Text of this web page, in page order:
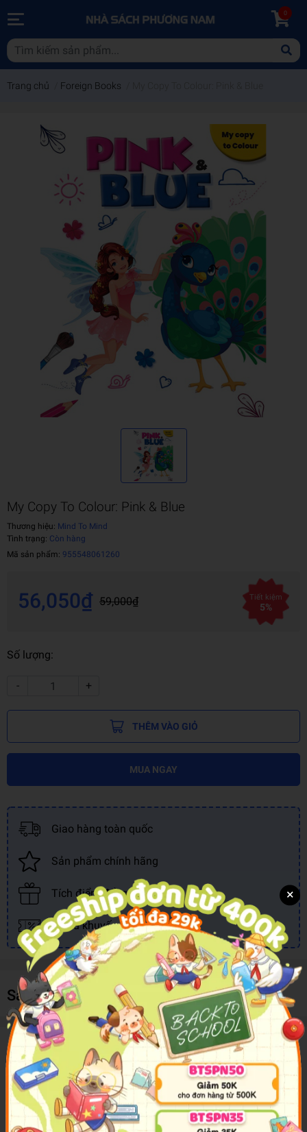
0
Trang chủ Foreign Books
My Copy To Colour: Pink & Blue
Thương hiệu: Mind To Mind
Tình trạng: Còn hàng
Mã sản phẩm: 955548061260
56,050₫ 59,000₫ Tiết kiệm
5%
Số lượng:
- +
THÊM VÀO GIỎ
MUA NGAY
Giao hàng toàn quốc
Sản phẩm chính hãng
Tích điểm đổi quà
Nhiều khuyến mãi, ưu đãi
Sản phẩm cùng loại
Mô tả sản phẩm
Accompanied with fun and joyful captions, the books will no
doubt be a perfect colouring companion for the learning
child.
×